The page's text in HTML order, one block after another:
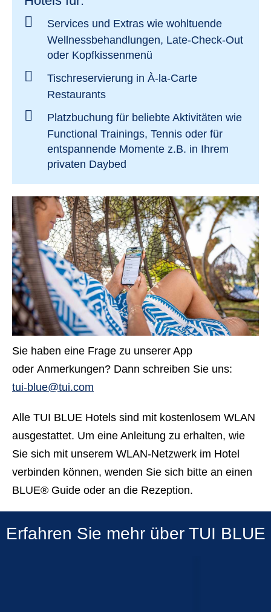
Services und Extras wie wohltuende
Wellnessbehandlungen, Late-Check-Out
oder Kopfkissenmenü
Tischreservierung in À-la-Carte
Restaurants
Platzbuchung für beliebte Aktivitäten wie
Functional Trainings, Tennis oder für
entspannende Momente z.B. in Ihrem
privaten Daybed
Sie haben eine Frage zu unserer App
oder Anmerkungen? Dann schreiben Sie uns:
tui-blue@tui.com
Alle TUI BLUE Hotels sind mit kostenlosem WLAN
ausgestattet. Um eine Anleitung zu erhalten, wie
Sie sich mit unserem WLAN-Netzwerk im Hotel
verbinden können, wenden Sie sich bitte an einen
BLUE® Guide oder an die Rezeption.
Erfahren Sie mehr über TUI BLUE